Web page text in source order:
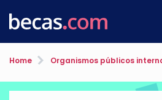
Home Organismos públicos